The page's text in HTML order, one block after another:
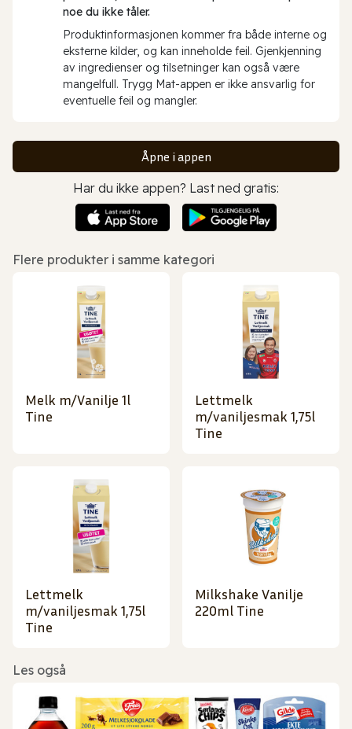
noe du ikke tåler.
Produktinformasjonen kommer fra både interne og
eksterne kilder, og kan inneholde feil. Gjenkjenning
av ingredienser og tilsetninger kan også være
mangelfull. Trygg Mat-appen er ikke ansvarlig for
eventuelle feil og mangler.
Åpne i appen
Har du ikke appen? Last ned gratis:
Flere produkter i samme kategori
Melk m/Vanilje 1l
Tine
Lettmelk
m/vaniljesmak 1,75l
Tine
Lettmelk
m/vaniljesmak 1,75l
Tine
Milkshake Vanilje
220ml Tine
Les også